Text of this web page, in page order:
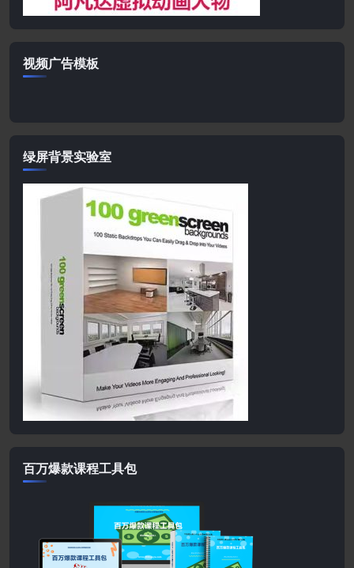
视频广告模板
绿屏背景实验室
百万爆款课程工具包